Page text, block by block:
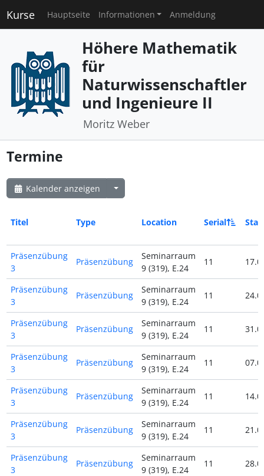
Kurse Hauptseite Informationen Anmeldung
Höhere Mathematik
für
Naturwissenschaftler
und Ingenieure II
Moritz Weber
Termine
Kalender anzeigen
Titel Type Location Serial
Präsenzübung
3
Präsenzübung
Seminarraum
9 (319), E.24
11
Präsenzübung
3
Präsenzübung
Seminarraum
9 (319), E.24
11
Präsenzübung
3
Präsenzübung
Seminarraum
9 (319), E.24
11
Präsenzübung
3
Präsenzübung
Seminarraum
9 (319), E.24
11
Präsenzübung
3
Präsenzübung
Seminarraum
9 (319), E.24
11
Präsenzübung
3
Präsenzübung
Seminarraum
9 (319), E.24
11
Präsenzübung
3
Präsenzübung
Seminarraum
9 (319), E.24
11